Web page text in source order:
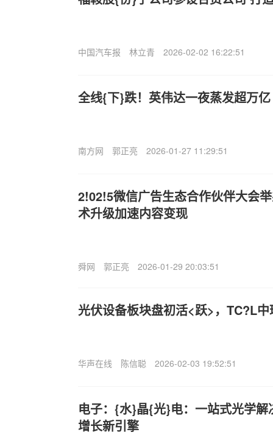
中国汽车报 林立青 2026-02-02 16:22:51
全线{下}跌！英伟达一夜蒸发超万亿
南方网 郭正亮 2026-01-27 11:29:51
2!02!5微信广告生态合作伙伴大会
术升级加速内容变现
舜网 郭正亮 2026-01-29 20:03:51
光伏设备板块盘初活<跃>，TC?L
华声在线 陈信聪 2026-02-03 19:52:51
电子：{水}晶{光}电：一站式光学
增长新引擎